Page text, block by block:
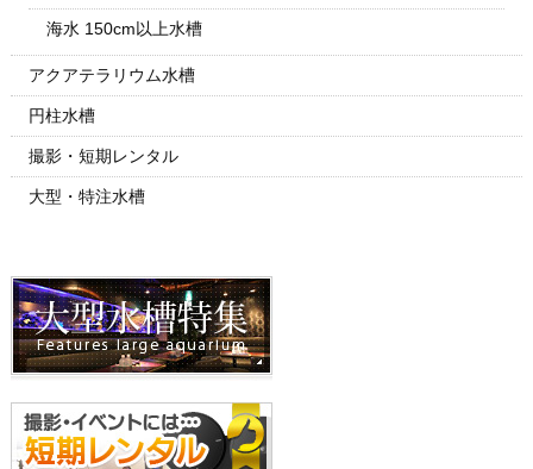
海水 150cm以上水槽
アクアテラリウム水槽
円柱水槽
撮影・短期レンタル
大型・特注水槽